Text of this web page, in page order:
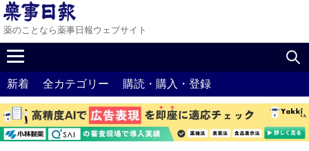
薬のことなら薬事日報ウェブサイト
新着 全カテゴリー 購読・購入・登録